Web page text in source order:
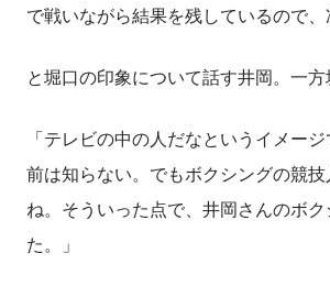
で戦いながら結果を残しているので、
と堀口の印象について話す井岡。一方
「テレビの中の人だなというイメー
前は知らない。でもボクシングの競
ね。そういった点で、井岡さんのボ
た。」